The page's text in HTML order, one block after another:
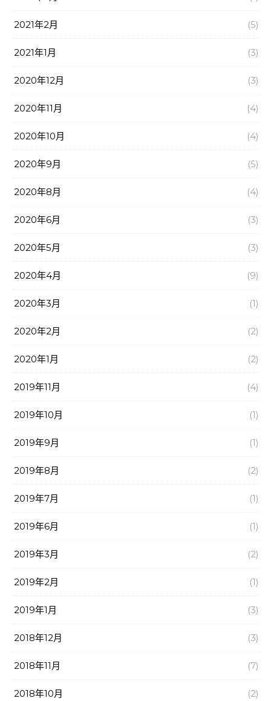
2021年2月 (5)
2021年1月 (3)
2020年12月 (3)
2020年11月 (4)
2020年10月 (4)
2020年9月 (5)
2020年8月 (4)
2020年6月 (3)
2020年5月 (3)
2020年4月 (9)
2020年3月 (1)
2020年2月 (2)
2020年1月 (2)
2019年11月 (4)
2019年10月 (1)
2019年9月 (1)
2019年8月 (2)
2019年7月 (1)
2019年6月 (1)
2019年3月 (2)
2019年2月 (1)
2019年1月 (3)
2018年12月 (3)
2018年11月 (7)
2018年10月 (2)